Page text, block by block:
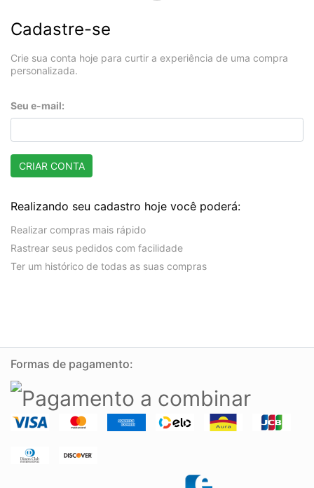
Cadastre-se
Crie sua conta hoje para curtir a experiência de uma compra
personalizada.
Seu e-mail:
CRIAR CONTA
Realizando seu cadastro hoje você poderá:
Realizar compras mais rápido
Rastrear seus pedidos com facilidade
Ter um histórico de todas as suas compras
Formas de pagamento: